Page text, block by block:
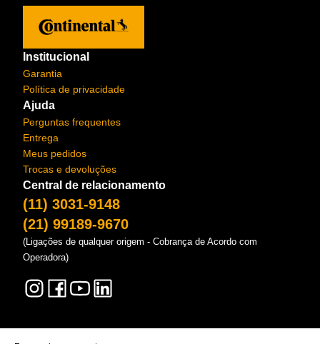
Institucional
Garantia
Política de privacidade
Ajuda
Perguntas frequentes
Entrega
Meus pedidos
Trocas e devoluções
Central de relacionamento
(11) 3031-9148
(21) 99189-9670
(Ligações de qualquer origem - Cobrança de Acordo com
Operadora)